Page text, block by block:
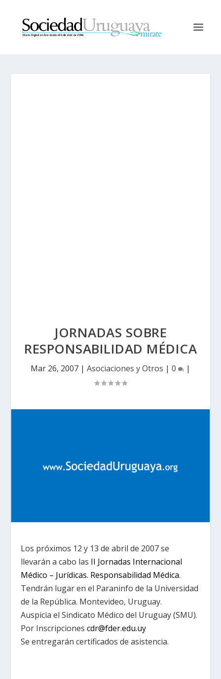
JORNADAS SOBRE
RESPONSABILIDAD MÉDICA
Mar 26, 2007 | Asociaciones y Otros | 0 |
Los próximos 12 y 13 de abril de 2007 se
llevarán a cabo las II Jornadas Internacional
Médico – Jurídicas. Responsabilidad Médica.
Tendrán lugar en el Paraninfo de la Universidad
de la República. Montevideo, Uruguay.
Auspicia el Sindicato Médico del Uruguay (SMU).
Por Inscripcionescdr@fder.edu.uy
Se entregarán certificados de asistencia.